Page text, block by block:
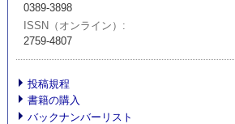
0389-3898
ISSN（オンライン）
2759-4807
投稿規程
書籍の購入
バックナンバーリスト